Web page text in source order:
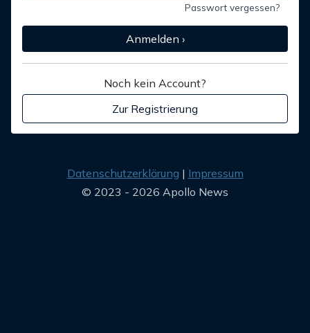
Passwort vergessen?
Anmelden ›
Noch kein Account?
Zur Registrierung
Datenschutzerklärung
Impressum
© 2023 - 2026 Apollo News